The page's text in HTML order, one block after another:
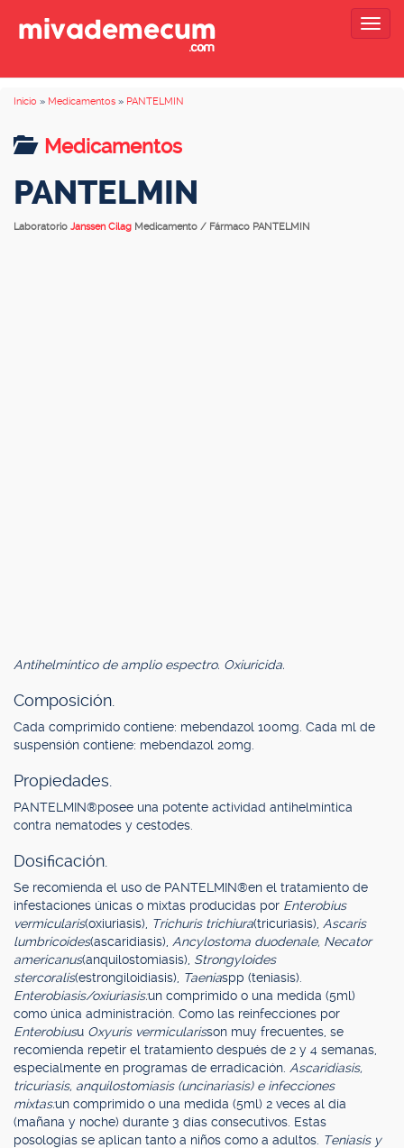
Inicio » Medicamentos » PANTELMIN
Medicamentos
PANTELMIN
Laboratorio Janssen Cilag Medicamento / Fármaco PANTELMIN
Antihelmíntico de amplio espectro. Oxiuricida.
Composición.
Cada comprimido contiene: mebendazol 100mg. Cada ml de
suspensión contiene: mebendazol 20mg.
Propiedades.
PANTELMIN®posee una potente actividad antihelmíntica
contra nematodes y cestodes.
Dosificación.
Se recomienda el uso de PANTELMIN®en el tratamiento de
infestaciones únicas o mixtas producidas por Enterobius
vermicularis(oxiuriasis), Trichuris trichiura(tricuriasis), Ascaris
lumbricoides(ascaridiasis), Ancylostoma duodenale, Necator
americanus(anquilostomiasis), Strongyloides
stercoralis(estrongiloidiasis), Taeniaspp (teniasis).
Enterobiasis/oxiuriasis:un comprimido o una medida (5ml)
como única administración. Como las reinfecciones por
Enterobiusu Oxyuris vermicularisson muy frecuentes, se
recomienda repetir el tratamiento después de 2 y 4 semanas,
especialmente en programas de erradicación. Ascaridiasis,
tricuriasis, anquilostomiasis (uncinariasis) e infecciones
mixtas:un comprimido o una medida (5ml) 2 veces al día
(mañana y noche) durante 3 días consecutivos. Estas
posologías se aplican tanto a niños como a adultos. Teniasis y